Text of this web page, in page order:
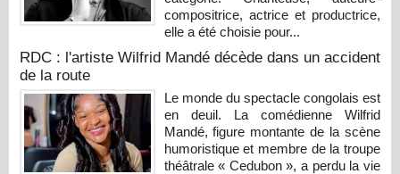
compositrice, actrice et productrice,
elle a été choisie pour...
RDC : l'artiste Wilfrid Mandé décède dans un accident
de la route
Le monde du spectacle congolais est
en deuil. La comédienne Wilfrid
Mandé, figure montante de la scène
humoristique et membre de la troupe
théâtrale « Cedubon », a perdu la vie